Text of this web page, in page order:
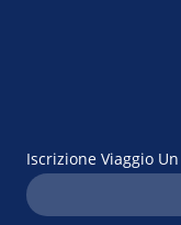
Iscrizione Viaggio